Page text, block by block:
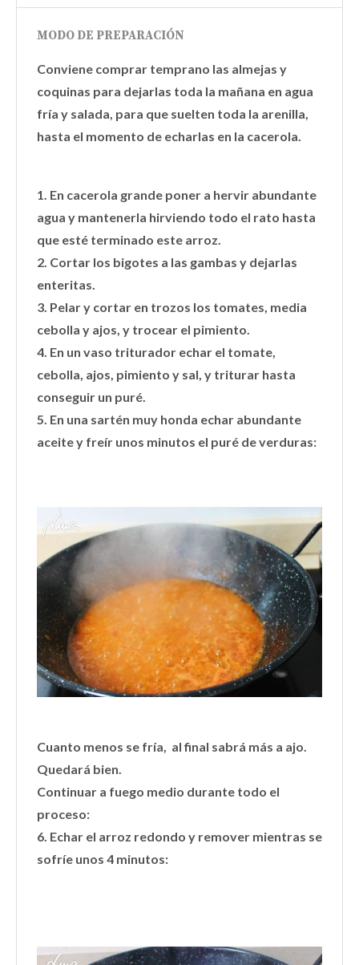
MODO DE PREPARACIÓN
Conviene comprar temprano las almejas y
coquinas para dejarlas toda la mañana en agua
fría y salada, para que suelten toda la arenilla,
hasta el momento de echarlas en la cacerola.
1. En cacerola grande poner a hervir abundante
agua y mantenerla hirviendo todo el rato hasta
que esté terminado este arroz.
2. Cortar los bigotes a las gambas y dejarlas
enteritas.
3. Pelar y cortar en trozos los tomates, media
cebolla y ajos, y trocear el pimiento.
4. En un vaso triturador echar el tomate,
cebolla, ajos, pimiento y sal, y triturar hasta
conseguir un puré.
5. En una sartén muy honda echar abundante
aceite y freír unos minutos el puré de verduras:
Cuanto menos se fría, al final sabrá más a ajo.
Quedará bien.
Continuar a fuego medio durante todo el
proceso:
6. Echar el arroz redondo y remover mientras se
sofríe unos 4 minutos: